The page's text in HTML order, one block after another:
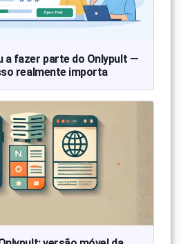
a fazer parte do Onlypult —
realmente importa